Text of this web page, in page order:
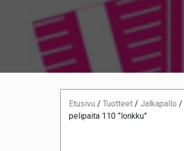
Etusivu / Tuotteet / Jalkapallo /
pelipaita 110 ”lonkku”